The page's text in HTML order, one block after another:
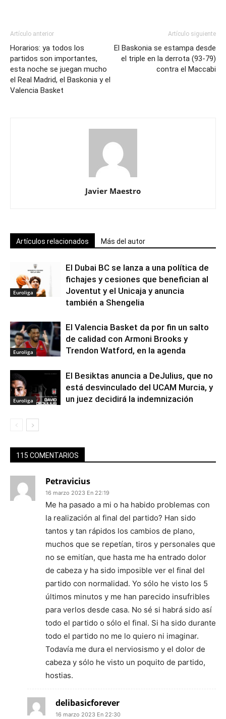
Artículo anterior
Horarios: ya todos los
partidos son importantes,
esta noche se juegan mucho
el Real Madrid, el Baskonia y el
Valencia Basket
Artículo siguiente
El Baskonia se estampa desde
el triple en la derrota (93-79)
contra el Maccabi
Javier Maestro
Artículos relacionados Más del autor
Euroliga
El Dubai BC se lanza a una política de
fichajes y cesiones que benefician al
Joventut y el Unicaja y anuncia
también a Shengelia
Euroliga
El Valencia Basket da por fin un salto
de calidad con Armoni Brooks y
Trendon Watford, en la agenda
Euroliga
El Besiktas anuncia a DeJulius, que no
está desvinculado del UCAM Murcia, y
un juez decidirá la indemnización
115 COMENTARIOS
Petravicius
16 marzo 2023 En 22:19
Me ha pasado a mi o ha habido problemas con
la realización al final del partido? Han sido
tantos y tan rápidos los cambios de plano,
muchos que se repetían, tiros y personales que
no se emitían, que hasta me ha entrado dolor
de cabeza y ha sido imposible ver el final del
partido con normalidad. Yo sólo he visto los 5
últimos minutos y me han parecido insufribles
para verlos desde casa. No sé si habrá sido así
todo el partido o sólo el final. Si ha sido durante
todo el partido no me lo quiero ni imaginar.
Todavía me dura el nerviosismo y el dolor de
cabeza y sólo he visto un poquito de partido,
hostias.
delibasicforever
16 marzo 2023 En 22:30